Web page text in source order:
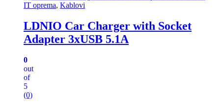
IT oprema, Kablovi
LDNIO Car Charger with Socket
Adapter 3xUSB 5.1A
0
out
of
5
(0)